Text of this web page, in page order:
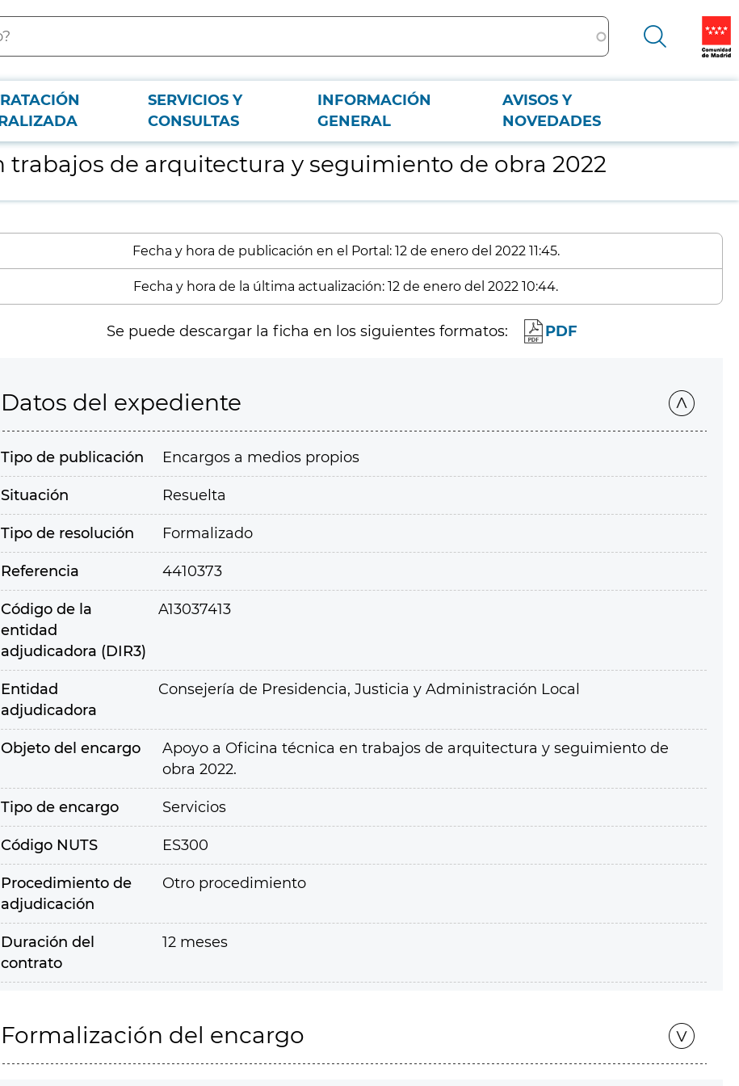
SERVICIOS Y
CONSULTAS
INFORMACIÓN
GENERAL
AVISOS Y
NOVEDADES
de obra 2022
trabajos de arquitectura y seguimiento de obra 2022
Fecha y hora de publicación en el Portal: 12 de enero del 2022 11:45.
Fecha y hora de la última actualización: 12 de enero del 2022 10:44.
Se puede descargar la ficha en los siguientes formatos: PDF
Datos del expediente
Tipo de publicación Encargos a medios propios
Situación Resuelta
Tipo de resolución Formalizado
Referencia 4410373
Código de la
entidad
adjudicadora (DIR3)
A13037413
Entidad
adjudicadora
Consejería de Presidencia, Justicia y Administración Local
Objeto del encargo
Apoyo a Oficina técnica en trabajos de arquitectura y seguimiento de
obra 2022.
Tipo de encargo Servicios
Código NUTS ES300
Procedimiento de
adjudicación
Otro procedimiento
Duración del
contrato
12 meses
Formalización del encargo